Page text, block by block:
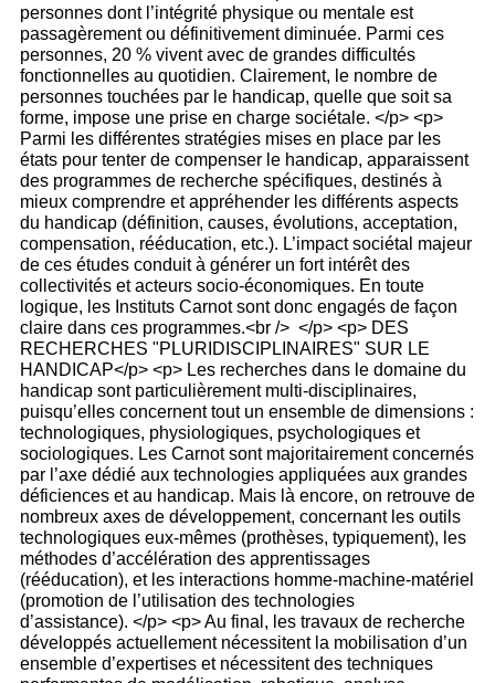
personnes dont l’intégrité physique ou mentale est
passagèrement ou définitivement diminuée. Parmi ces
personnes, 20 % vivent avec de grandes difficultés
fonctionnelles au quotidien. Clairement, le nombre de
personnes touchées par le handicap, quelle que soit sa
forme, impose une prise en charge sociétale. </p> <p>
Parmi les différentes stratégies mises en place par les
états pour tenter de compenser le handicap, apparaissent
des programmes de recherche spécifiques, destinés à
mieux comprendre et appréhender les différents aspects
du handicap (définition, causes, évolutions, acceptation,
compensation, rééducation, etc.). L’impact sociétal majeur
de ces études conduit à générer un fort intérêt des
collectivités et acteurs socio-économiques. En toute
logique, les Instituts Carnot sont donc engagés de façon
claire dans ces programmes.<br /> </p> <p> DES
RECHERCHES "PLURIDISCIPLINAIRES" SUR LE
HANDICAP</p> <p> Les recherches dans le domaine du
handicap sont particulièrement multi-disciplinaires,
puisqu’elles concernent tout un ensemble de dimensions :
technologiques, physiologiques, psychologiques et
sociologiques. Les Carnot sont majoritairement concernés
par l’axe dédié aux technologies appliquées aux grandes
déficiences et au handicap. Mais là encore, on retrouve de
nombreux axes de développement, concernant les outils
technologiques eux-mêmes (prothèses, typiquement), les
méthodes d’accélération des apprentissages
(rééducation), et les interactions homme-machine-matériel
(promotion de l’utilisation des technologies
d’assistance). </p> <p> Au final, les travaux de recherche
développés actuellement nécessitent la mobilisation d’un
ensemble d’expertises et nécessitent des techniques